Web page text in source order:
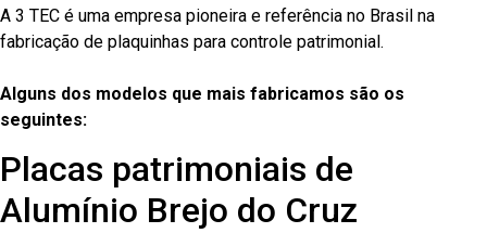
A 3 TEC é uma empresa pioneira e referência no Brasil na
fabricação de plaquinhas para controle patrimonial.
Alguns dos modelos que mais fabricamos são os
seguintes:
Placas patrimoniais de
Alumínio Brejo do Cruz